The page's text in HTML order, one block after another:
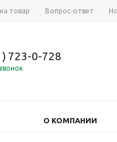
товар Вопрос-ответ
723-0-728
О КОМПАНИИ